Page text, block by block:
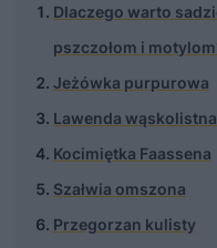
Dlaczego warto
pszczołom i
Jeżówka purpurowa
Lawenda wąskolistna
Kocimiętka Faassena
Szałwia omszona
Przegorzan kulisty